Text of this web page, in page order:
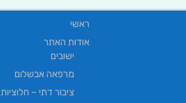
ראשי
אודות האתר
ישובים
מרפאה אבשלום
ציבור דתי – חלוציות